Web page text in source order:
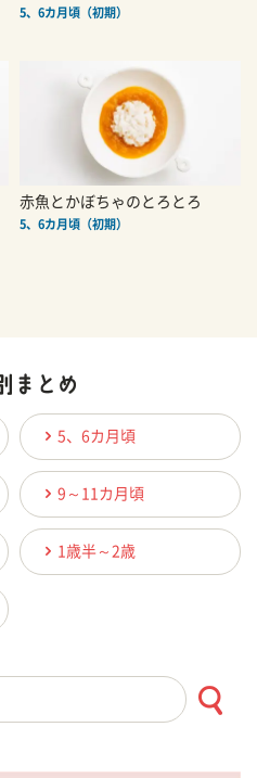
5、6カ月頃（初期）
赤魚とかぼちゃのとろとろ
5、6カ月頃（初期）
5、6カ月頃
9～11カ月頃
1歳半～2歳